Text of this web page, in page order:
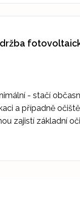
- stačí
a případně
zajistí základní